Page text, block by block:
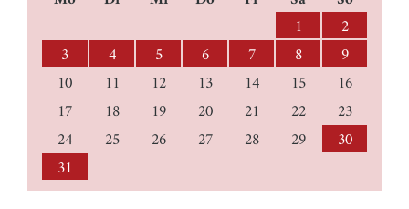
1
2
3 4 5 6 7 8 9
10 11 12 13 14 15 16
17 18 19 20 21 22 23
24 25 26 27 28 29 30
31